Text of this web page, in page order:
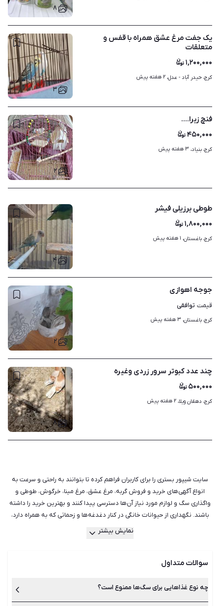
۸
۳
یک جفت مرغ عشق همراه با قفس و
متعلقات
۱,۲۰۰,۰۰۰
کرج، حیدر آباد - عدل، ۲ هفته پیش
۲
فنچ زبرا....
۴۵۰,۰۰۰
کرج، بنیاد، ۳ هفته پیش
۴
طوطی برزیلی فیشر
۱,۸۰۰,۰۰۰
کرج، باغستان، ۱ هفته پیش
۲
جوجه اهوازی
قیمت توافقی
کرج، باغستان، ۳ هفته پیش
۸
چند عدد کبوتر سرور زردی وغیره
۵۰۰,۰۰۰
کرج، دهقان ویلا، ۲ هفته پیش
سایت شیپور بستری را برای کاربران فراهم کرده تا بتوانند به راحتی و سرعت به
انواع آگهی‌های خرید و فروش گربه، مرغ عشق، مرغ مینا، خرگوش، طوطی و
واگذاری سگ و لوازم مورد نیاز آن‌ها دسترسی پیدا کنند و بهترین خرید را داشته
باشند. نگهداری از حیوانات خانگی در کنار دغدغه‌ها و زحماتی که به همراه دارد،
موجب تقویت روحیه و افزایش نشاط می‌شود و امید به زندگی را نیز بهبود
حیوان خانگی را دارید، باید نکاتی را نیز در مورد انتخاب حیوان خانگی
نظر بگیرید. حیوانات مختلفی را می‌توان در خانه نگهداری کرد. سگ، گربه، همستر
نمایش بیشتر
سوالات متداول
چه نوع غذاهایی برای سگ‌ها ممنوع است؟